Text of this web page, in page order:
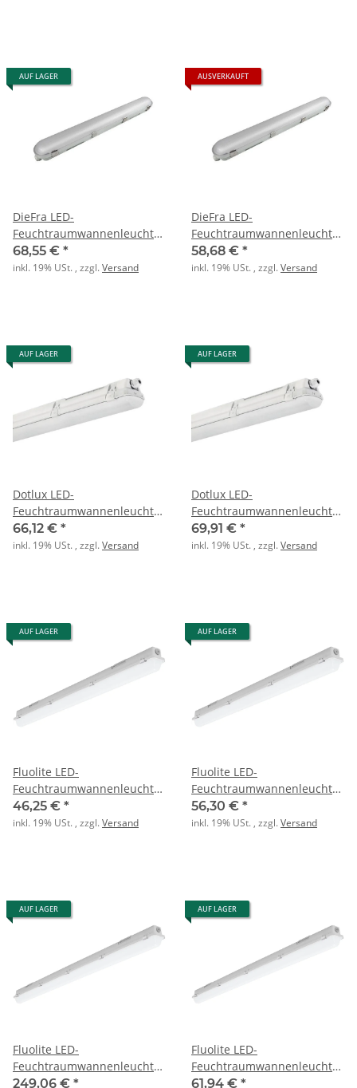
AUF LAGER
DieFra LED-
Feuchtraumwannenleuchte
2-flammig 36W 230V 4000K
180° 5400lm IP6
68,55 € *
inkl. 19% USt. , zzgl.Versand
AUSVERKAUFT
DieFra LED-
Feuchtraumwannenleuchte
IP65 1-flammig 24W 4000K
180° 3600lm 400
58,68 € *
inkl. 19% USt. , zzgl.Versand
AUF LAGER
Dotlux LED-
Feuchtraumwannenleuchte
MISTRALbasic IP66 1200mm
max43W 4000K ge
66,12 € *
inkl. 19% USt. , zzgl.Versand
AUF LAGER
Dotlux LED-
Feuchtraumwannenleuchte
MISTRALbasic IP66 1500mm
max54W 4000K ge
69,91 € *
inkl. 19% USt. , zzgl.Versand
AUF LAGER
Fluolite LED-
Feuchtraumwannenleuchte
63241050
46,25 € *
inkl. 19% USt. , zzgl.Versand
AUF LAGER
Fluolite LED-
Feuchtraumwannenleuchte
63241350
56,30 € *
inkl. 19% USt. , zzgl.Versand
AUF LAGER
Fluolite LED-
Feuchtraumwannenleuchte
63241580
249,06 € *
AUF LAGER
Fluolite LED-
Feuchtraumwannenleuchte
PAC-D EL ML 1500 4TK
61,94 € *